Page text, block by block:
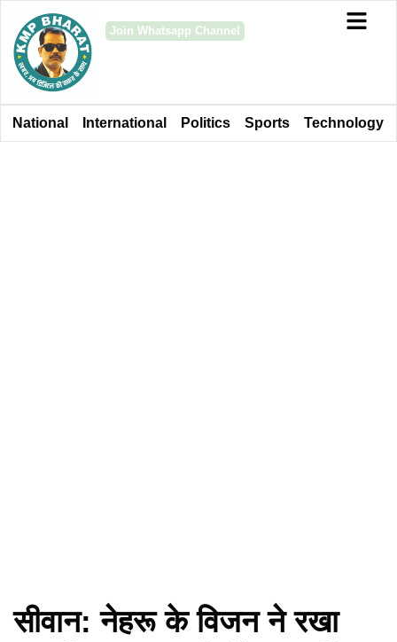
Join Whatsapp Channel
National International Politics Sports Technology
सीवान: नेहरू के विजन ने रखा